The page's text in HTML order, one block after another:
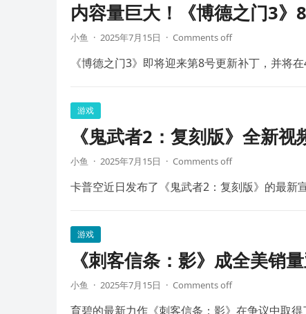
内容量巨大！《博德之门3
小鱼 · 2025年7月15日 · Comments off
《博德之门3》即将迎来第8号更新补丁，并将
游戏
《鬼武者2：复刻版》全新
小鱼 · 2025年7月15日 · Comments off
卡普空近日发布了《鬼武者2：复刻版》的最新
游戏
《刺客信条：影》成全美销
小鱼 · 2025年7月15日 · Comments off
育碧的最新力作《刺客信条：影》在争议中取